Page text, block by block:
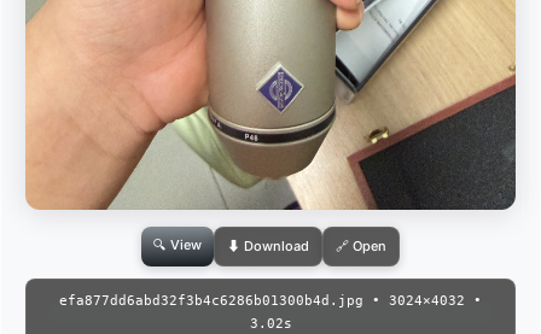
🔍 View ⬇ Download 🔗 Open
efa877dd6abd32f3b4c6286b01300b4d.jpg • 3024×4032 •
3.02s